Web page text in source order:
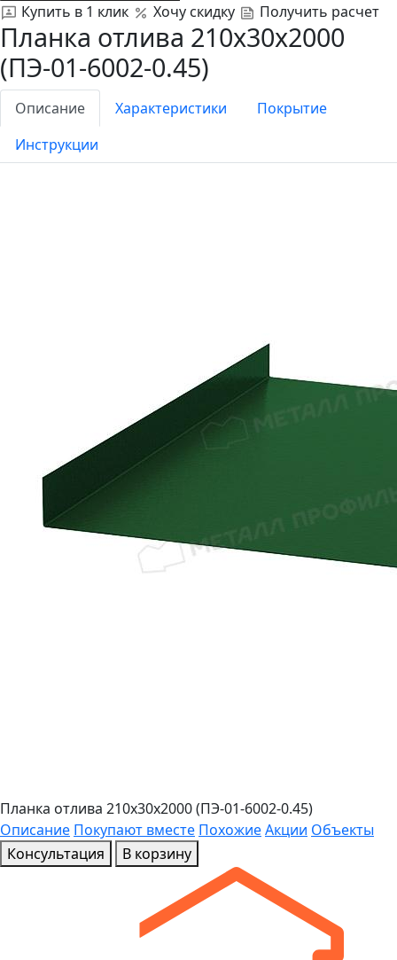
Купить в 1 клик
Хочу скидку Получить расчет
Планка отлива 210х30х2000
(ПЭ-01-6002-0.45)
Описание Характеристики
Покрытие
Инструкции
Планка отлива 210х30х2000 (ПЭ-01-6002-0.45)
Описание Покупают вместе ПохожиеАкции Объекты
Консультация
В корзину